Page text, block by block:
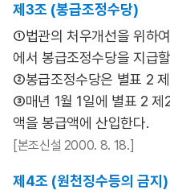
제3조 (봉급조정수당)
①법관의 처우개선을 위하
에서 봉급조정수당을 지급
②봉급조정수당은 별표 2
③매년 1월 1일에 별표 2 제
액을 봉급액에 산입한다.
[본조신설 2000. 8. 18.]
제4조 (원천징수등의 금지)